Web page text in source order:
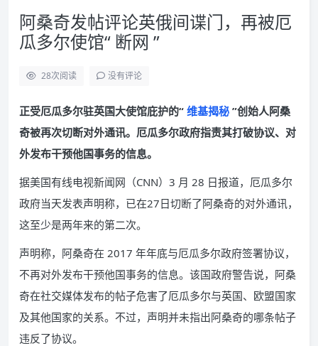
阿桑奇发帖评论英俄间谍门，再被厄
瓜多尔使馆“ 断网 ”
28次阅读 没有评论
正受厄瓜多尔驻英国大使馆庇护的“ 维基揭秘 ”创始人阿桑
奇被再次切断对外通讯。厄瓜多尔政府指责其打破协议、对
外发布干预他国事务的信息。
据美国有线电视新闻网（CNN）3 月 28 日报道，厄瓜多尔
政府当天发表声明称，已在27日切断了阿桑奇的对外通讯，
这至少是两年来的第二次。
声明称，阿桑奇在 2017 年年底与厄瓜多尔政府签署协议，
不再对外发布干预他国事务的信息。该国政府警告说，阿桑
奇在社交媒体发布的帖子危害了厄瓜多尔与英国、欧盟国家
及其他国家的关系。不过，声明并未指出阿桑奇的哪条帖子
违反了协议。